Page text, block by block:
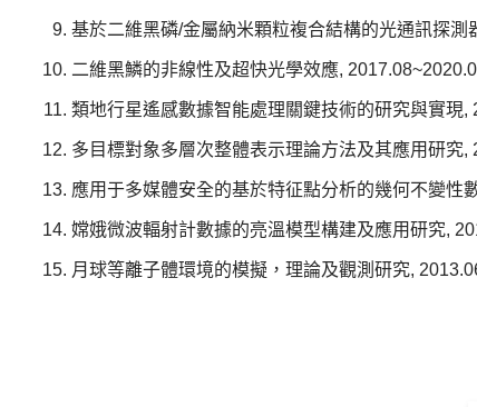
基於二維黑磷/金屬納米顆粒複合結構的光通訊探測
二維黑鱗的非線性及超快光學效應,
類地行星遙感數據智能處理關鍵技術的研究與實現,
多目標對象多層次整體表示理論方法及其應用研究,
應用于多媒體安全的基於特征點分析的幾何不變性
嫦娥微波輻射計數據的亮溫模型構建及應用研究,
月球等離子體環境的模擬，理論及觀測研究,